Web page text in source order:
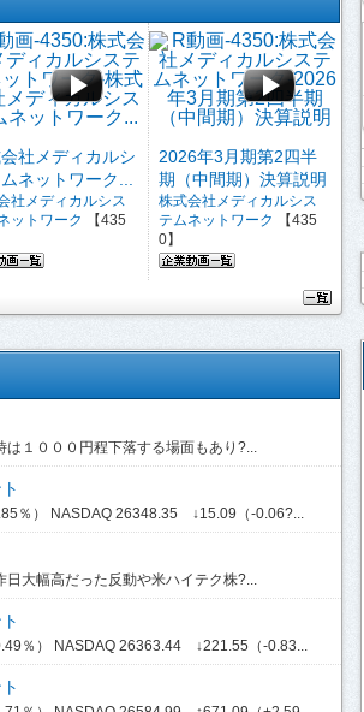
社メディカルシ
ネットワーク...
社メディカルシス
ットワーク
【435
2026年3月期第2四半
期（中間期）決算説明
株式会社メディカルシス
テムネットワーク
【435
0】
は１０００円程下落する場面もあり?...
） NASDAQ 26348.35 ↓15.09（-0.06?...
日大幅高だった反動や米ハイテク株?...
％） NASDAQ 26363.44 ↓221.55（-0.83...